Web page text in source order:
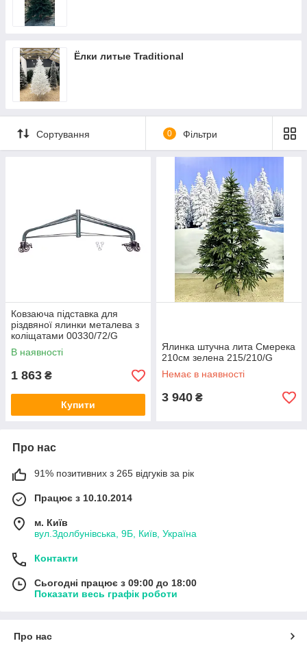
Ёлки литые Traditional
Сортування 0 Фільтри
Ковзаюча підставка для
різдвяної ялинки металева з
коліщатами 00330/72/G
В наявності
1 863 ₴
Купити
Ялинка штучна лита Смерека
210см зелена 215/210/G
Немає в наявності
3 940 ₴
Про нас
91% позитивних з 265 відгуків за рік
Працює з 10.10.2014
м. Київ
вул.Здолбунівська, 9Б, Київ, Україна
Контакти
Сьогодні працює з 09:00 до 18:00
Показати весь графік роботи
Про нас